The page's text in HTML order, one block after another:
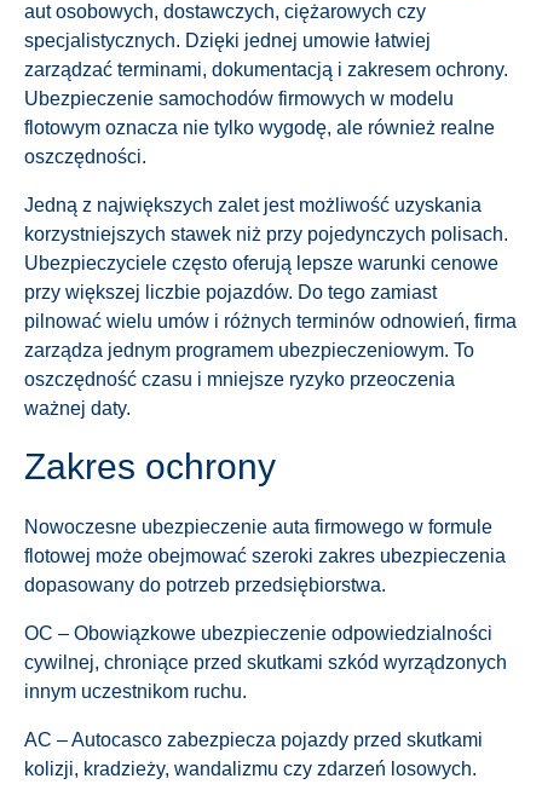
aut osobowych, dostawczych, ciężarowych czy
specjalistycznych. Dzięki jednej umowie łatwiej
zarządzać terminami, dokumentacją i zakresem ochrony.
Ubezpieczenie samochodów firmowych w modelu
flotowym oznacza nie tylko wygodę, ale również realne
oszczędności.
Jedną z największych zalet jest możliwość uzyskania
korzystniejszych stawek niż przy pojedynczych polisach.
Ubezpieczyciele często oferują lepsze warunki cenowe
przy większej liczbie pojazdów. Do tego zamiast
pilnować wielu umów i różnych terminów odnowień, firma
zarządza jednym programem ubezpieczeniowym. To
oszczędność czasu i mniejsze ryzyko przeoczenia
ważnej daty.
Zakres ochrony
Nowoczesne ubezpieczenie auta firmowego w formule
flotowej może obejmować szeroki zakres ubezpieczenia
dopasowany do potrzeb przedsiębiorstwa.
OC – Obowiązkowe ubezpieczenie odpowiedzialności
cywilnej, chroniące przed skutkami szkód wyrządzonych
innym uczestnikom ruchu.
AC – Autocasco zabezpiecza pojazdy przed skutkami
kolizji, kradzieży, wandalizmu czy zdarzeń losowych.